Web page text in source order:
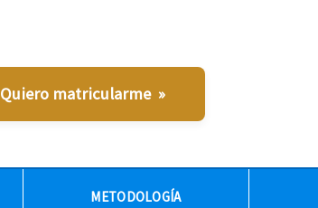
Quiero matricularme »
METODOLOGÍA